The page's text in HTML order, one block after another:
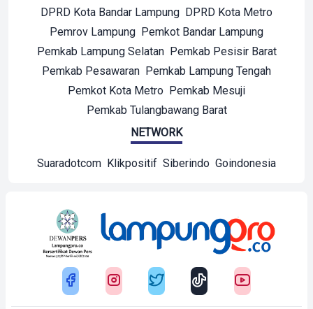
DPRD Kota Bandar Lampung DPRD Kota Metro
Pemrov Lampung Pemkot Bandar Lampung
Pemkab Lampung Selatan Pemkab Pesisir Barat
Pemkab Pesawaran Pemkab Lampung Tengah
Pemkot Kota Metro Pemkab Mesuji
Pemkab Tulangbawang Barat
NETWORK
Suaradotcom Klikpositif Siberindo Goindonesia